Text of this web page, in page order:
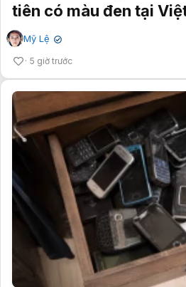
tiên có màu đen tại
Mỹ Lệ ✔
5 giờ trước